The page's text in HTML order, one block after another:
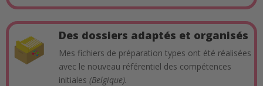
Des dossiers adaptés et organisés
Mes fichiers de préparation types ont été réalisées
avec le nouveau référentiel des compétences
initiales (Belgique).